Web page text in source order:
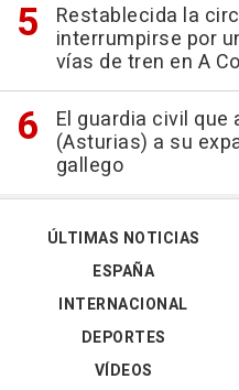
Restablecida la
interrumpirse por
vías de tren en A
El guardia civil
(Asturias) a su
gallego
ÚLTIMAS NOTICIAS
ESPAÑA
INTERNACIONAL
DEPORTES
VÍDEOS